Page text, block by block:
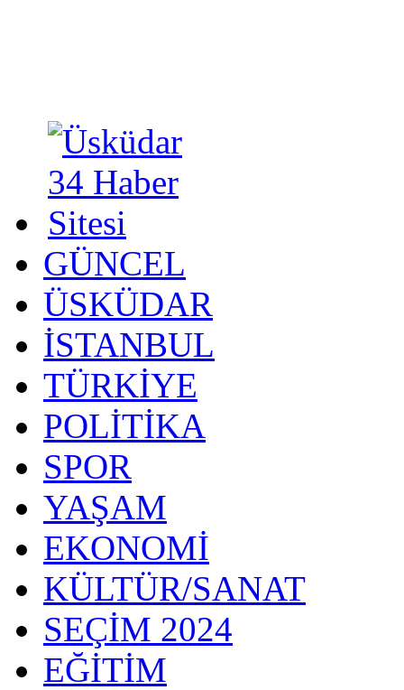
GÜNCEL
ÜSKÜDAR
İSTANBUL
TÜRKİYE
POLİTİKA
SPOR
YAŞAM
EKONOMİ
KÜLTÜR/SANAT
SEÇİM 2024
EĞİTİM